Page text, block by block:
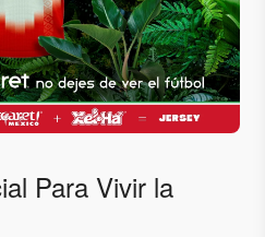
Para Vivir la